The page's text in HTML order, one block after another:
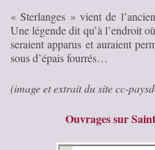
« Sterlanges » vient de
Une légende dit qu’à l’endroit
seraient apparus et auraient
sous d’épais fourrés…
(image et extrait du site cc-
Ouvrages sur